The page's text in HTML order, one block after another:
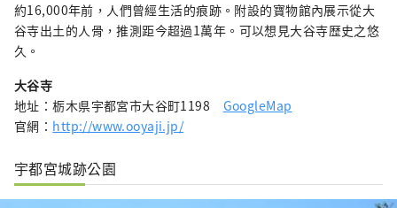
約16,000年前，人們曾經生活的痕跡。附設的寶物館內展示從大
谷寺出土的人骨，推測距今超過1萬年。可以想見大谷寺歴史之悠
久。
大谷寺
地址：栃木県宇都宮市大谷町1198 GoogleMap
官網： http://www.ooyaji.jp/
宇都宮城跡公園